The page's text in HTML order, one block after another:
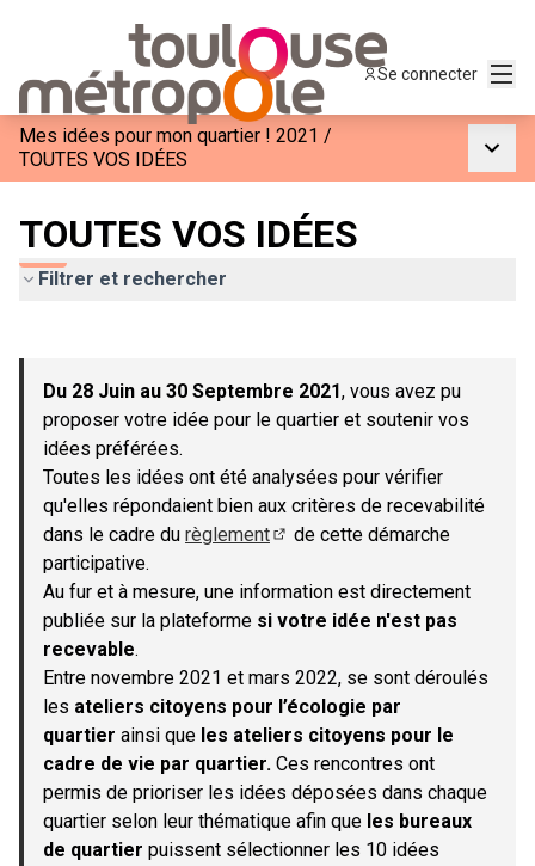
Se connecter
Mes idées pour mon quartier ! 2021 /
TOUTES VOS IDÉES
TOUTES VOS IDÉES
Filtrer et rechercher
−
Du 28 Juin au 30 Septembre 2021, vous avez pu
proposer votre idée pour le quartier et soutenir vos
idées préférées.
Toutes les idées ont été analysées pour vérifier
qu'elles répondaient bien aux critères de recevabilité
dans le cadre du règlement
de cette démarche
participative.
Au fur et à mesure, une information est directement
publiée sur la plateforme si votre idée n'est pas
recevable.
Entre novembre 2021 et mars 2022, se sont déroulés
les ateliers citoyens pour l’écologie par
quartier ainsi que les ateliers citoyens pour le
cadre de vie par quartier. Ces rencontres ont
permis de prioriser les idées déposées dans chaque
quartier selon leur thématique afin que les bureaux
de quartier puissent sélectionner les 10 idées